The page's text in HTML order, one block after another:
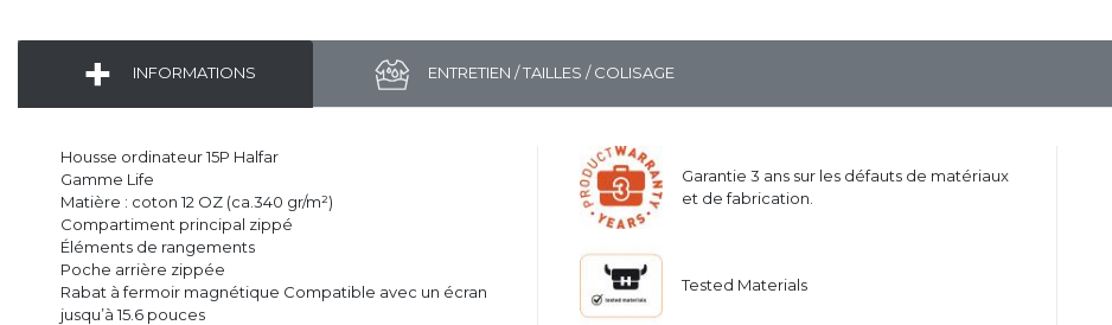
INFORMATIONS ENTRETIEN / TAILLES / COLISAGE
Housse ordinateur 15P Halfar
Gamme Life
Matière : coton 12 OZ (ca.340 gr/m²)
Compartiment principal zippé
Éléments de rangements
Poche arrière zippée
Rabat à fermoir magnétique Compatible avec un écran
jusqu’à 15.6 pouces
Garantie 3 ans sur les défauts de matériaux
et de fabrication.
Tested Materials